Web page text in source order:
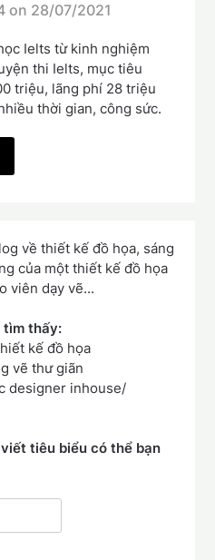
on 28/07/2021
Ielts từ kinh nghiệm
thi Ielts, mục tiêu
triệu, lãng phí 28 triệu
thời gian, công sức.
về thiết kế đồ họa, sáng
của một thiết kế đồ họa
viên dạy vẽ...
tìm thấy:
kế đồ họa
vẽ thư giãn
designer inhouse/
tiêu biểu có thể bạn